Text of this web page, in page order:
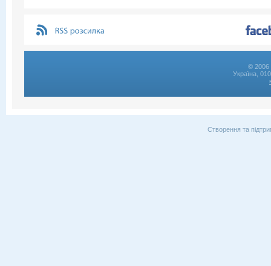
© 2006
Україна,
Створення та